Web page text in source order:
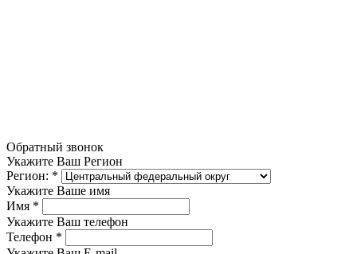
Обратный звонок
Укажите Ваш Регион
Регион: *
Укажите Ваше имя
Имя *
Укажите Ваш телефон
Телефон *